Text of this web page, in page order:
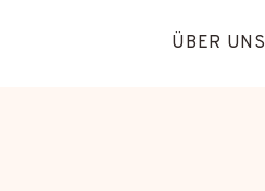
ÜBER UNS